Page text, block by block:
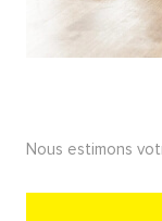
Nous estimons